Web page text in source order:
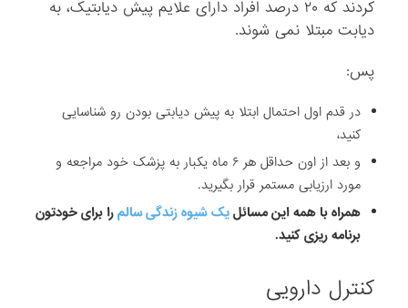
کردند که ۲۰ درصد افراد دارای علایم پیش دیابتیک، به
دیابت مبتلا نمی شوند.
پس:
در قدم اول احتمال ابتلا به پیش دیابتی بودن رو شناسایی
کنید،
و بعد از اون حداقل هر ۶ ماه یکبار به پزشک خود مراجعه و
مورد ارزیابی مستمر قرار بگیرید.
همراه با همه این مسائلیک شیوه زندگی سالمرا برای خودتون
برنامه ریزی کنید.
کنترل دارویی